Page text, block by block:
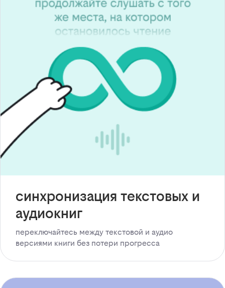
синхронизация текстовых и
аудиокниг
переключайтесь между текстовой и аудио
версиями книги без потери прогресса